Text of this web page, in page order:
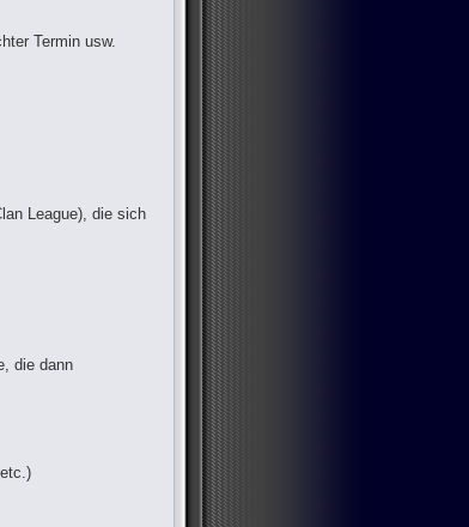
Termin usw.
League), die sich
die dann